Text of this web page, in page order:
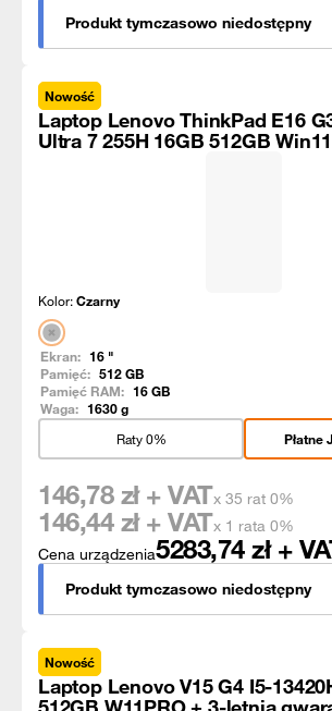
Produkt tymczasowo niedostępny
Nowość
Laptop Lenovo ThinkPad E16
Ultra 7 255H 16GB 512GB
Kolor:Czarny
Ekran: 16 "
Pamięć: 512GB
Pamięć RAM: 16GB
Waga: 1630g
Płatne
Raty 0%
Cena urządzenia5283,74 zł +
146,78 zł + VATx 35 rat 0%
146,44 zł + VATx 1 rata 0%
Produkt tymczasowo niedostępny
Nowość
Laptop Lenovo V15 G4 I5-